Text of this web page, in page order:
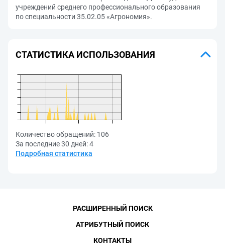
учреждений среднего профессионального образования
по специальности 35.02.05 «Агрономия».
СТАТИСТИКА ИСПОЛЬЗОВАНИЯ
Количество обращений: 106
За последние 30 дней:4
Подробная статистика
РАСШИРЕННЫЙ ПОИСК
АТРИБУТНЫЙ ПОИСК
КОНТАКТЫ